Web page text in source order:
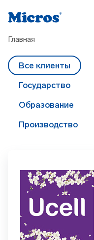
Главная
Все клиенты
Государство
Образование
Производство